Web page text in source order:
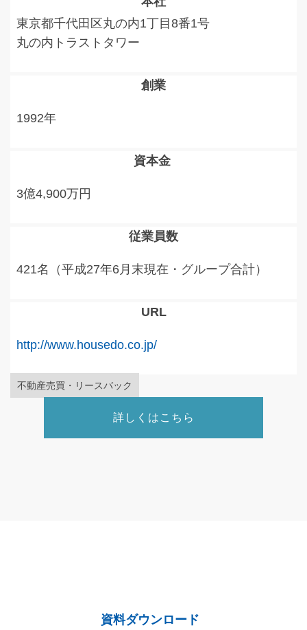
東京都千代田区丸の内1丁目8番1号
丸の内トラストタワー
創業
1992年
資本金
3億4,900万円
従業員数
421名（平成27年6月末現在・グループ合計）
URL
http://www.housedo.co.jp/
不動産売買・リースバック
詳しくはこちら
資料ダウンロード